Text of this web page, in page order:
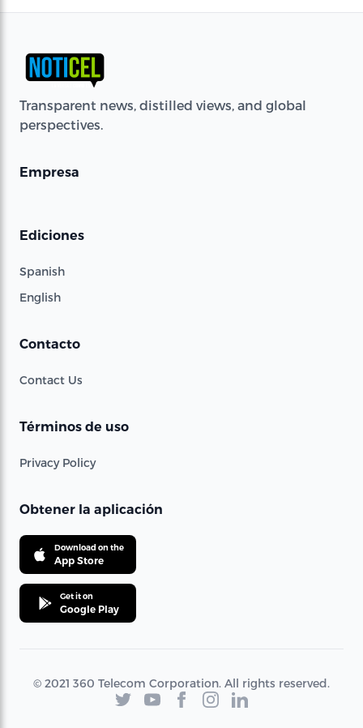
Transparent news, distilled views, and global
perspectives.
Empresa
Ediciones
Spanish
English
Contacto
Contact Us
Términos de uso
Privacy Policy
Obtener la aplicación
Download on the
App Store
Get it on
Google Play
© 2021 360 Telecom Corporation. All rights reserved.